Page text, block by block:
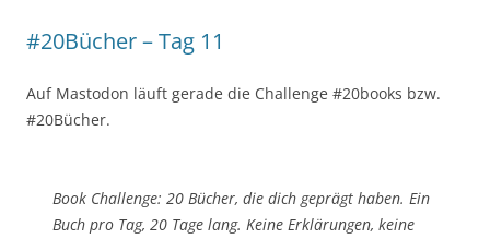
#20Bücher – Tag 11
Auf Mastodon läuft gerade die Challenge #20books bzw.
#20Bücher.
Book Challenge: 20 Bücher, die dich geprägt haben. Ein
Buch pro Tag, 20 Tage lang. Keine Erklärungen, keine